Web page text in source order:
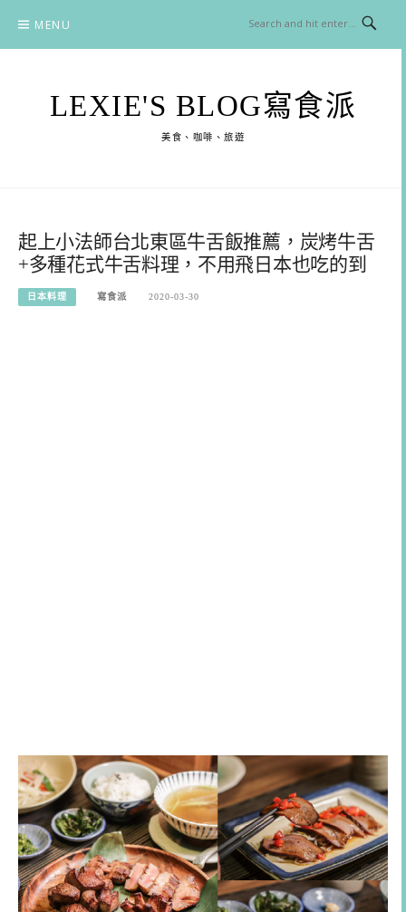
content
MENU
LEXIE'S BLOG寫食派
美食、咖啡、旅遊
起上小法師台北東區牛舌飯推薦，炭烤牛舌
+多種花式牛舌料理，不用飛日本也吃的到
日本料理 寫食派 2020-03-30